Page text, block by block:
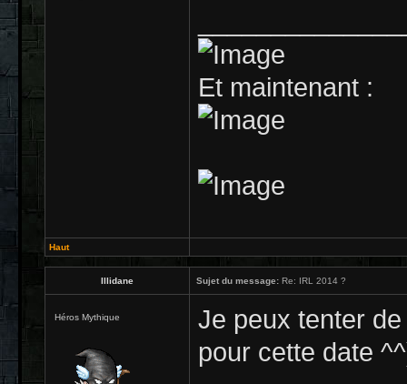
Et maintenant :
Haut
Illidane Sujet du message: Re: IRL 2014 ?
Héros Mythique
Je peux tenter
pour cette date